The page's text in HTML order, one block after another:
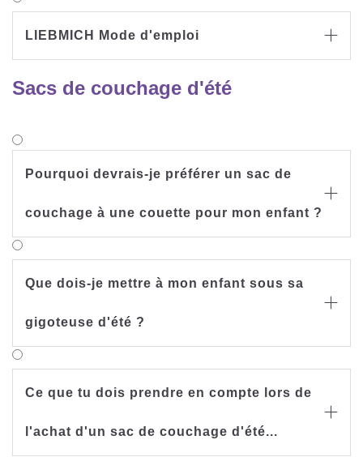
LIEBMICH Mode d'emploi 
Sacs de couchage d'été
Pourquoi devrais-je préférer un sac de
couchage à une couette pour mon enfant ?

Que dois-je mettre à mon enfant sous sa
gigoteuse d'été ?

Ce que tu dois prendre en compte lors de
l'achat d'un sac de couchage d'été...
